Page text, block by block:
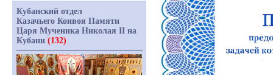
Кубанский отдел
Казачьего Конвоя Памяти
Царя Мученика Николая II на
Кубани (132)